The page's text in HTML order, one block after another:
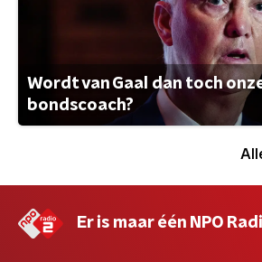
Wordt van Gaal dan toch
bondscoach?
Er is maar één NPO